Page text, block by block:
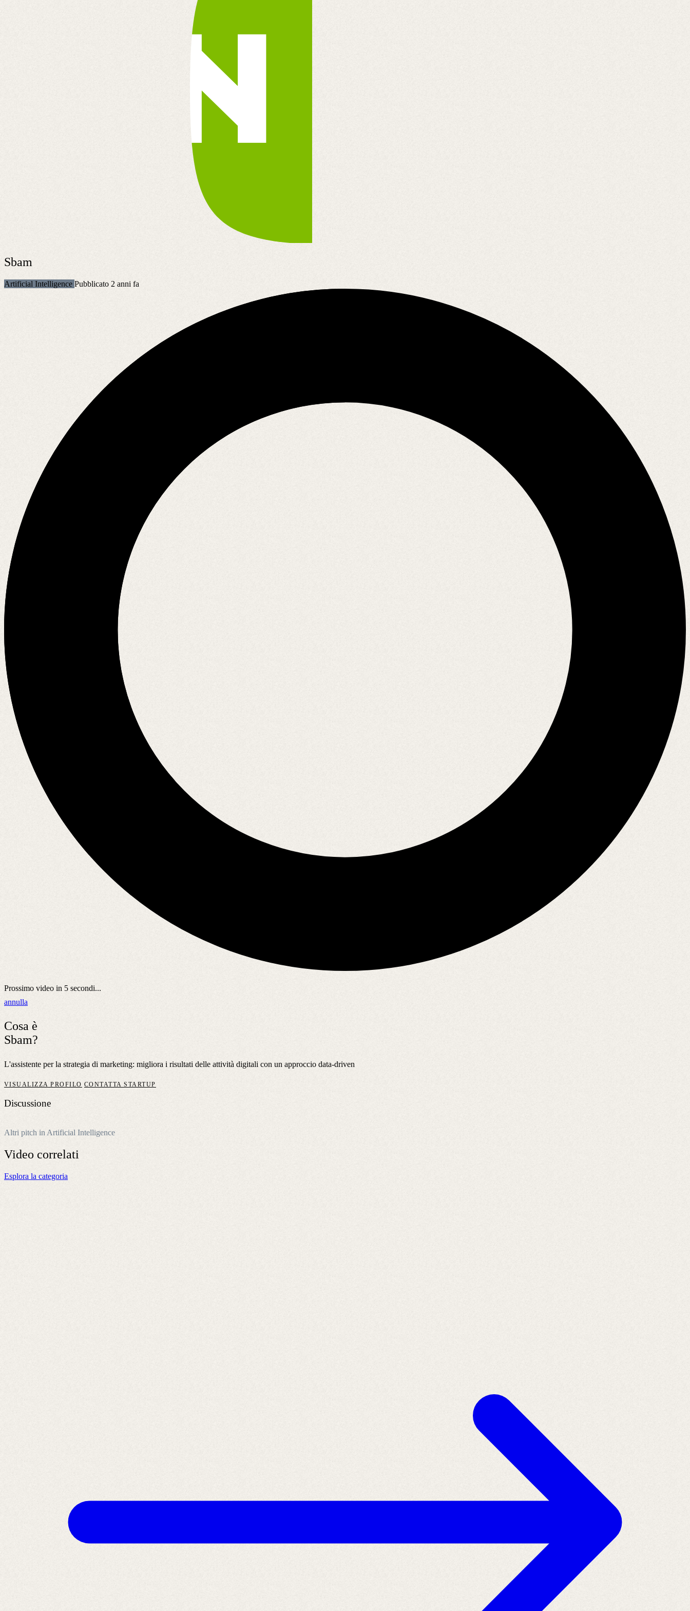
Sbam
Artificial Intelligence Pubblicato 2 anni fa
Prossimo video in 5 secondi...
annulla
Cosa è
Sbam?
L'assistente per la strategia di marketing: migliora i risultati delle attività digitali con un approccio data-driven
VISUALIZZA PROFILO CONTATTA STARTUP
Discussione
Altri pitch in Artificial Intelligence
Video correlati
Esplora la categoria